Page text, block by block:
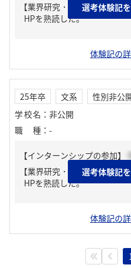
【業界研究・企業研究はどん
HPを熟読した。
選考体験記
体験記の
25年卒 文系
性別非公
学校名 ： 非公開
職種 ： -
【インターンシップの参加】
【業界研究・企業研究はどん
HPを熟読した。
選考体験記
体験記の
1